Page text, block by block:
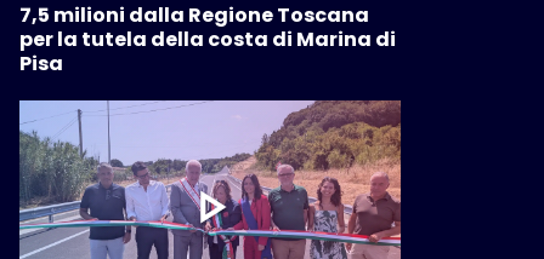
7,5 milioni dalla Regione Toscana
per la tutela della costa di Marina di
Pisa